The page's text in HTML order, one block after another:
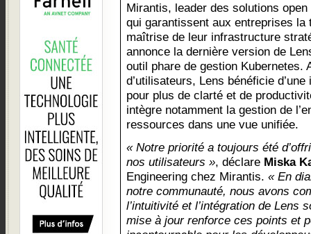
Mirantis, leader des solutions
qui garantissent aux entreprises la
maîtrise de leur infrastructure
annonce la dernière version de
outil phare de gestion Kubernetes.
d’utilisateurs, Lens bénéficie
pour plus de clarté et de
intègre notamment la gestion de
ressources dans une vue unifiée.
« Notre priorité a toujours été
nos utilisateurs », déclare Miska
Engineering chez Mirantis. « En
notre communauté, nous avons
l’intuitivité et l’intégration de Lens
mise à jour renforce ces points et